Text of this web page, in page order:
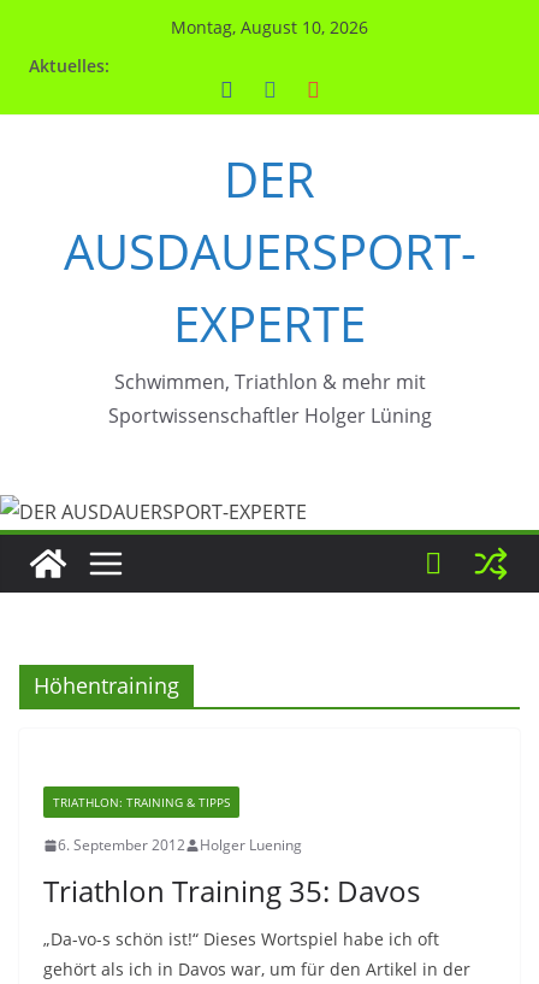
Montag, August 10, 2026
Aktuelles:
DER
AUSDAUERSPORT-
EXPERTE
Schwimmen, Triathlon & mehr mit
Sportwissenschaftler Holger Lüning
Höhentraining
TRIATHLON: TRAINING & TIPPS
6. September 2012 Holger Luening
Triathlon Training 35: Davos
„Da-vo-s schön ist!“ Dieses Wortspiel habe ich oft
gehört als ich in Davos war, um für den Artikel in der